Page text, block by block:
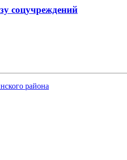
соцучреждений